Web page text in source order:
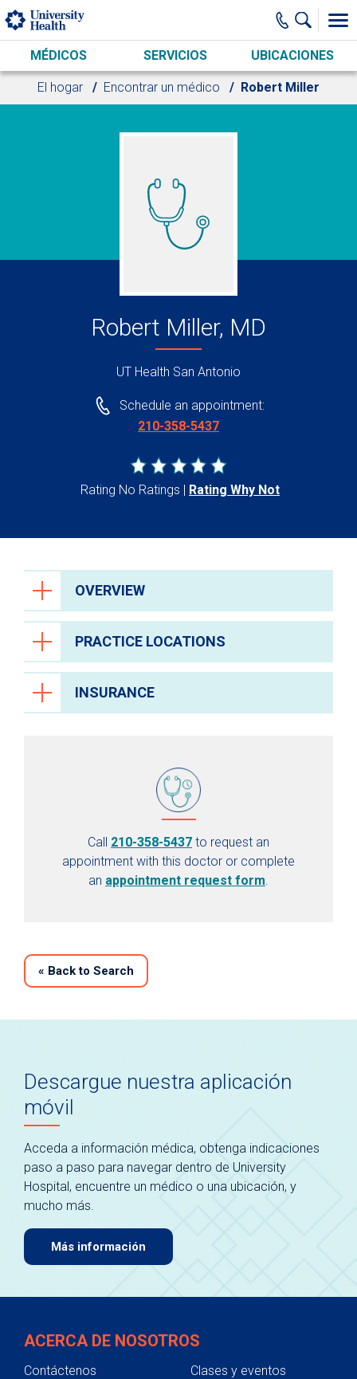
Skip to main content
MÉDICOS SERVICIOS UBICACIONES
El hogar Encontrar un médico Robert Miller
Robert Miller, MD
UT Health San Antonio
Schedule an appointment:
210-358-5437
Rating No Ratings Rating Why Not
OVERVIEW
PRACTICE LOCATIONS
INSURANCE
Call 210-358-5437 to request an
appointment with this doctor or complete
an appointment request form.
« Back to Search
Descargue nuestra aplicación
móvil
Acceda a información médica, obtenga indicaciones
paso a paso para navegar dentro de University
Hospital, encuentre un médico o una ubicación, y
mucho más.
Más información
ACERCA DE NOSOTROS
Contáctenos
Clases y eventos